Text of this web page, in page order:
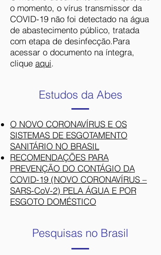
o momento, o vírus transmissor da
COVID-19 não foi detectado na água
de abastecimento público, tratada
com etapa de desinfecção.Para
acessar o documento na íntegra,
clique aqui.
Estudos da Abes
O NOVO CORONAVÍRUS E OS
SISTEMAS DE ESGOTAMENTO
SANITÁRIO NO BRASIL
RECOMENDAÇÕES PARA
PREVENÇÃO DO CONTÁGIO DA
COVID-19 (NOVO CORONAVÍRUS –
SARS-CoV-2) PELA ÁGUA E POR
ESGOTO DOMÉSTICO
Pesquisas no Brasil